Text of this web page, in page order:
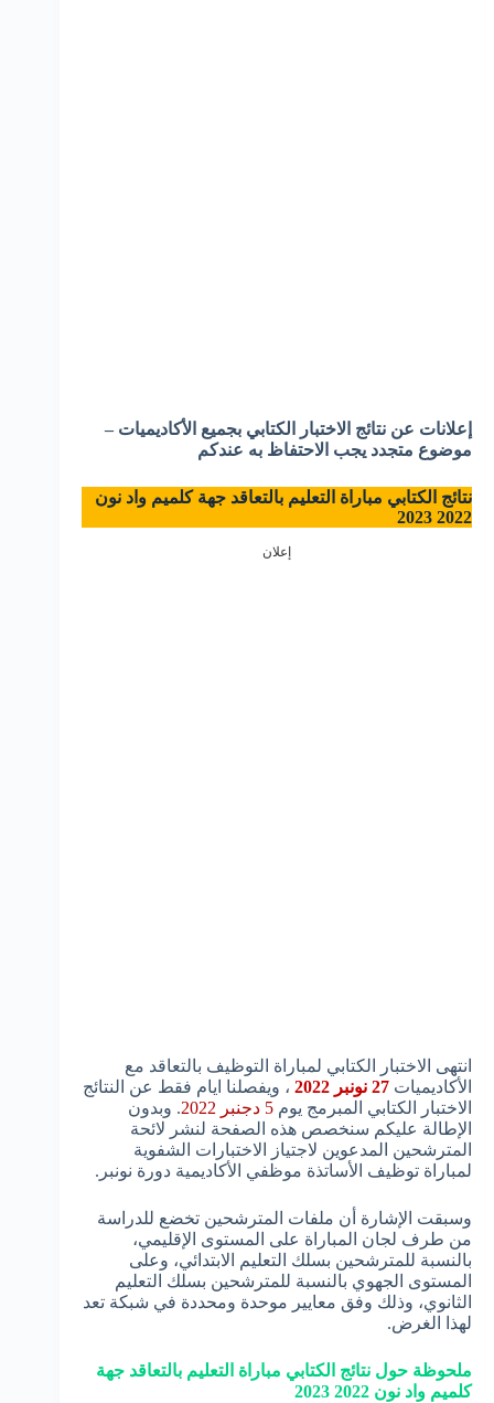
إعلانات عن نتائج الاختبار الكتابي بجميع الأكاديميات –
موضوع متجدد يجب الاحتفاظ به عندكم
نتائج الكتابي مباراة التعليم بالتعاقد جهة كلميم واد نون
2022 2023
إعلان
انتهى الاختبار الكتابي لمباراة التوظيف بالتعاقد مع
الأكاديميات 27 نونبر 2022
، ويفصلنا ايام فقط عن النتائج
الاختبار الكتابي المبرمج يوم
. وبدون
الإطالة عليكم سنخصص هذه الصفحة لنشر لائحة
المترشحين المدعوين لاجتياز الاختبارات الشفوية
لمباراة توظيف الأساتذة موظفي الأكاديمية دورة نونبر.
وسبقت الإشارة أن ملفات المترشحين تخضع للدراسة
من طرف لجان المباراة على المستوى الإقليمي،
بالنسبة للمترشحين بسلك التعليم الابتدائي، وعلى
المستوى الجهوي بالنسبة للمترشحين بسلك التعليم
الثانوي، وذلك وفق معايير موحدة ومحددة في شبكة تعد
لهذا الغرض.
ملحوظة حول نتائج الكتابي مباراة التعليم بالتعاقد جهة
كلميم واد نون 2022 2023